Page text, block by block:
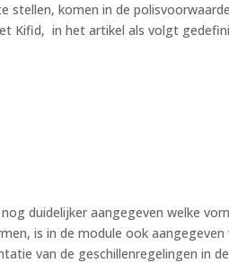
stellen, komen in de
Kifid, in het artikel als volgt
duidelijker aangegeven welke
is in de module ook
van de geschillenregelingen in